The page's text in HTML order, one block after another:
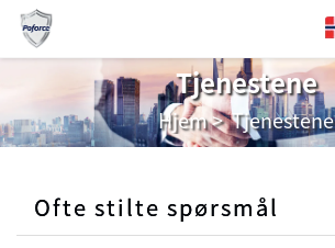
Om oss
Produkter
Tjenestene
Hjem>Tjenestene
Ofte stilte spørsmål